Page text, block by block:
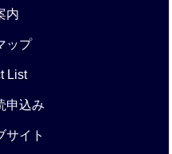
内
ップ
List
申込み
サイト